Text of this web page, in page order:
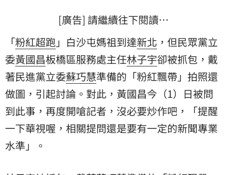
[廣告] 請繼續往下閱讀…
「粉紅超跑」白沙屯媽祖到達新北 ，但民眾黨立
委黃國昌板橋區服務處主任林子宇卻被抓包，戴
著民進黨立委蘇巧慧準備的「粉紅飄帶」拍照還
做圖，引起討論。對此，黃國昌今（1）日被問
到此事，再度開嗆記者，沒必要炒作吧，「提醒
一下華視喔，相關提問還是要有一定的新聞專業
水準」。